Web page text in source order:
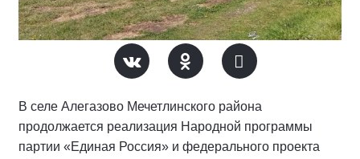
В селе Алегазово Мечетлинского района
продолжается реализация Народной программы
партии «Единая Россия» и федерального проекта